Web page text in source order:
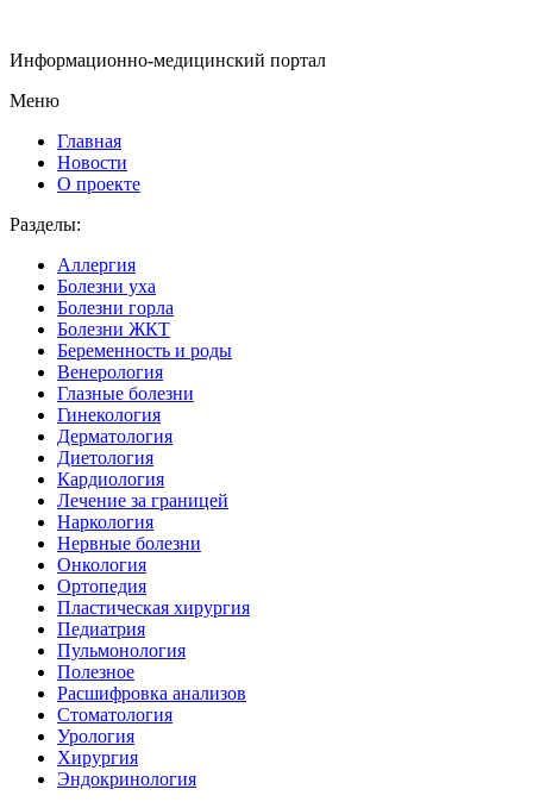
Информационно-медицинский портал
Меню
Главная
Новости
О проекте
Разделы:
Аллергия
Болезни уха
Болезни горла
Болезни ЖКТ
Беременность и роды
Венерология
Глазные болезни
Гинекология
Дерматология
Диетология
Кардиология
Лечение за границей
Наркология
Нервные болезни
Онкология
Ортопедия
Пластическая хирургия
Педиатрия
Пульмонология
Полезное
Расшифровка анализов
Стоматология
Урология
Хирургия
Эндокринология